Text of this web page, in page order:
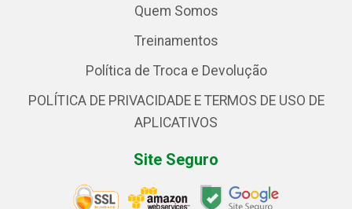
Quem Somos
Treinamentos
Política de Troca e Devolução
POLÍTICA DE PRIVACIDADE E TERMOS DE USO DE
APLICATIVOS
Site Seguro